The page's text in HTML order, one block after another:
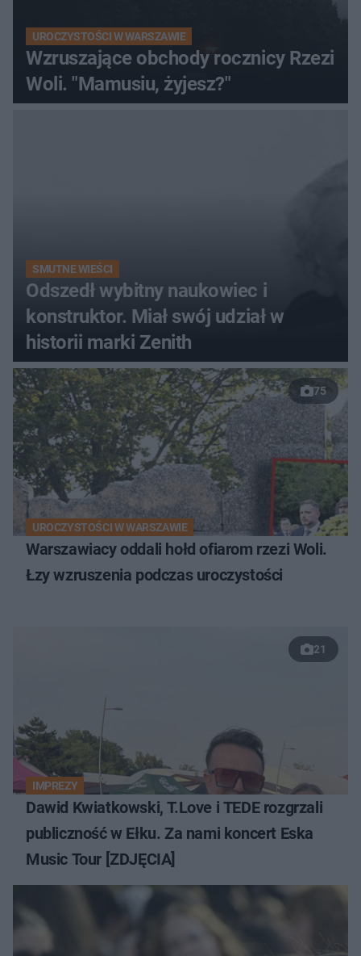
UROCZYSTOŚCI W WARSZAWIE
Wzruszające obchody rocznicy Rzezi
Woli. "Mamusiu, żyjesz?"
SMUTNE WIEŚCI
Odszedł wybitny naukowiec i
konstruktor. Miał swój udział w
historii marki Zenith
75
UROCZYSTOŚCI W WARSZAWIE
Warszawiacy oddali hołd ofiarom rzezi Woli.
Łzy wzruszenia podczas uroczystości
21
IMPREZY
Dawid Kwiatkowski, T.Love i TEDE rozgrzali
publiczność w Ełku. Za nami koncert Eska
Music Tour [ZDJĘCIA]